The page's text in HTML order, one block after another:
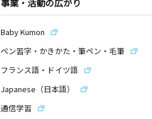
事業・活動の広がり
Baby Kumon
ペン習字・かきかた・筆ペン・毛筆
フランス語・ドイツ語
Japanese（日本語）
通信学習